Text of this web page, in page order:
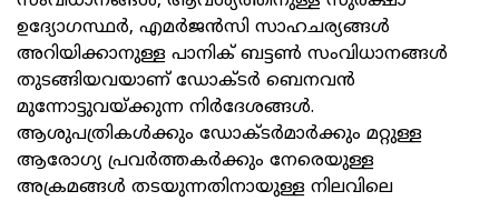
ഉദ്യോഗസ്ഥര്‍, എമര്‍ജന്‍സി സാഹചര്യങ്ങള്‍
അറിയിക്കാനുള്ള പാനിക് ബട്ടണ്‍ സംവിധാനങ്ങള്‍
തുടങ്ങിയവയാണ് ഡോക്ടര്‍ ബെനവന്‍
മുന്നോട്ടുവയ്ക്കുന്ന നിര്‍ദേശങ്ങള്‍.
ആശുപത്രികള്‍ക്കും ഡോക്ടര്‍മാര്‍ക്കും മറ്റുള്ള
ആരോഗ്യ പ്രവര്‍ത്തകര്‍ക്കും നേരെയുള്ള
അക്രമങ്ങള്‍ തടയുന്നതിനായുള്ള നിലവിലെ